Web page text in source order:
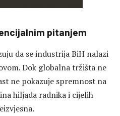
pitanjem
da se industrija BiH nalazi
Dok globalna tržišta ne
ne pokazuje spremnost na
hiljada radnika i cijelih